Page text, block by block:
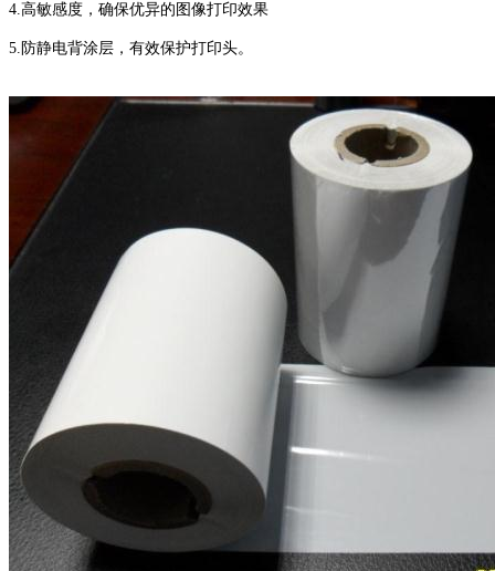
4.高敏感度，确保优异的图像打印效果
5.防静电背涂层，有效保护打印头。